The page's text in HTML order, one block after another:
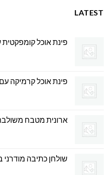
LATEST
פינת אוכל קומפקטית עם 4 כיסאות
פינת אוכל קרמיקה עם 4 כיסאות
ארונית מטבח
שולחן כתיבה מודרני